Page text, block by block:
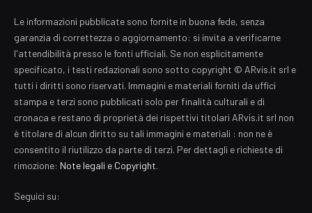
Le informazioni pubblicate sono fornite in buona fede, senza
garanzia di correttezza o aggiornamento: si invita a verificarne
l'attendibilità presso le fonti ufficiali. Se non esplicitamente
specificato, i testi redazionali sono sotto copyright © ARvis.it srl e
tutti i diritti sono riservati. Immagini e materiali forniti da uffici
stampa e terzi sono pubblicati solo per finalità culturali e di
cronaca e restano di proprietà dei rispettivi titolari ARvis.it srl non
è titolare di alcun diritto su tali immagini e materiali : non ne è
consentito il riutilizzo da parte di terzi. Per dettagli e richieste di
rimozione: Note legali e Copyright.
Seguici su: